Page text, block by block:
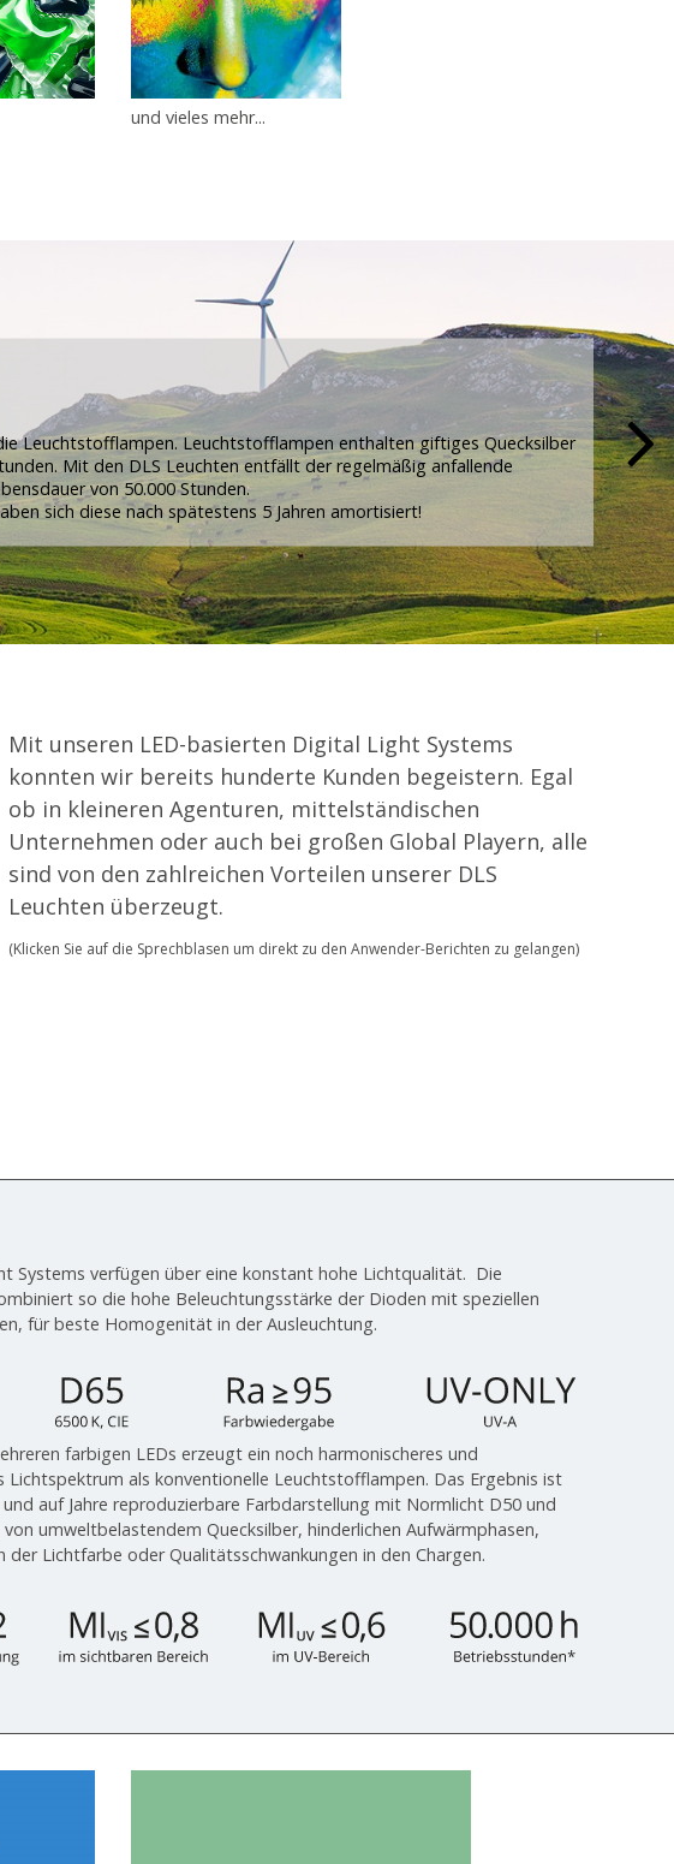
und vieles mehr...
Leuchtstofflampen. Leuchtstofflampen enthalten giftiges Quecksilber
Mit den DLS Leuchten entfällt der regelmäßig anfallende
von 50.000 Stunden.
sich diese nach spätestens 5 Jahren amortisiert!
Mit unseren LED-basierten Digital Light Systems
konnten wir bereits hunderte Kunden begeistern. Egal
ob in kleineren Agenturen, mittelständischen
Unternehmen oder auch bei großen Global Playern, alle
sind von den zahlreichen Vorteilen unserer DLS
Leuchten überzeugt.
(Klicken Sie auf die Sprechblasen um direkt zu den Anwender-Berichten zu gelangen)
Systems verfügen über eine konstant hohe Lichtqualität. Die
so die hohe Beleuchtungsstärke der Dioden mit speziellen
für beste Homogenität in der Ausleuchtung.
farbigen LEDs erzeugt ein noch harmonischeres und
Lichtspektrum als konventionelle Leuchtstofflampen. Das Ergebnis ist
auf Jahre reproduzierbare Farbdarstellung mit Normlicht D50 und
umweltbelastendem Quecksilber, hinderlichen Aufwärmphasen,
der Lichtfarbe oder Qualitätsschwankungen in den Chargen.